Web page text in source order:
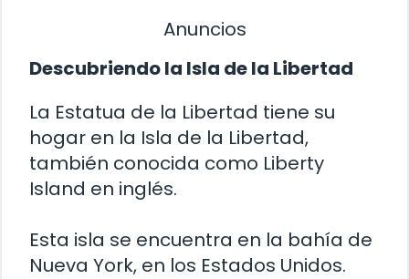
Anuncios
Descubriendo la Isla de la Libertad
La Estatua de la Libertad tiene su
hogar en la Isla de la Libertad,
también conocida como Liberty
Island en inglés.
Esta isla se encuentra en la bahía de
Nueva York, en los Estados Unidos.